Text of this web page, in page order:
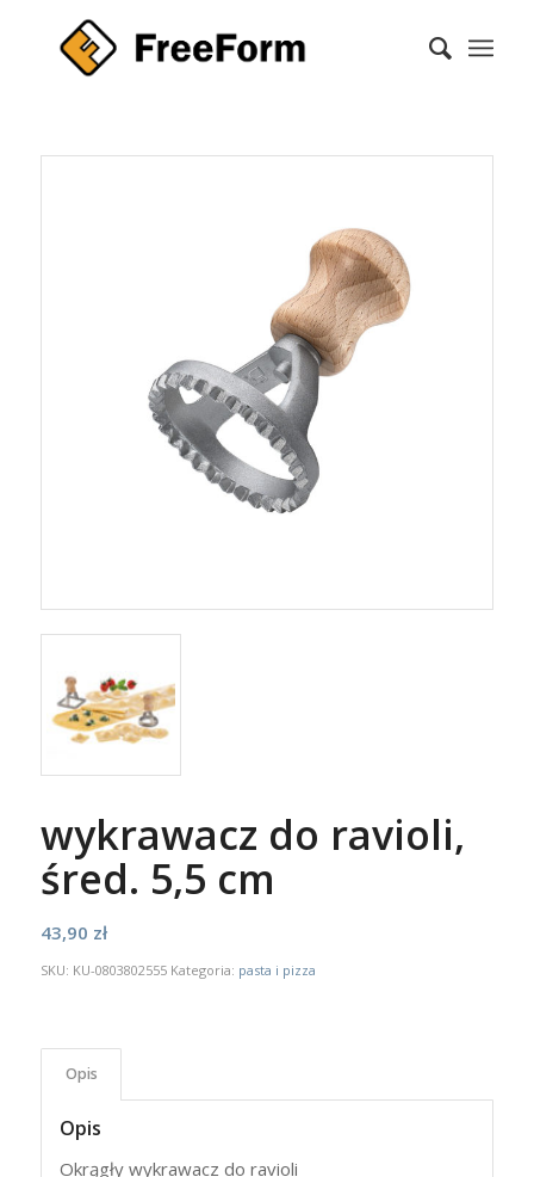
wykrawacz do ravioli,
śred. 5,5 cm
43,90 zł
SKU: KU-0803802555 Kategoria: pasta i pizza
Opis
Opis
Okrągły wykrawacz do ravioli